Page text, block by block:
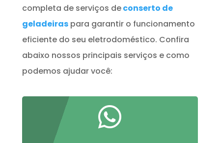
completa de serviços deconserto de
geladeiraspara garantir o funcionamento
eficiente do seu eletrodoméstico. Confira
abaixo nossos principais serviços e como
podemos ajudar você:
